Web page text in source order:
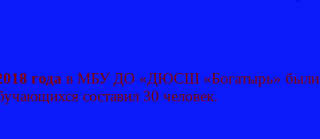
года в МБУ ДО «ДЮСШ «Богатырь» были
составил 30 человек.